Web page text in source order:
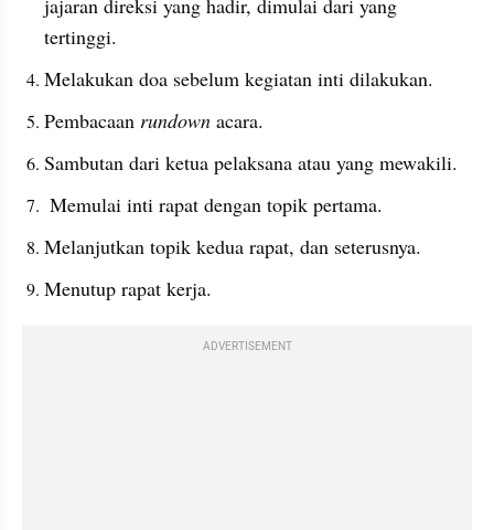
jajaran direksi yang hadir, dimulai dari yang
tertinggi.
Melakukan doa sebelum kegiatan inti dilakukan.
Pembacaan rundown acara.
Sambutan dari ketua pelaksana atau yang mewakili.
Memulai inti rapat dengan topik pertama.
Melanjutkan topik kedua rapat, dan seterusnya.
Menutup rapat kerja.
ADVERTISEMENT